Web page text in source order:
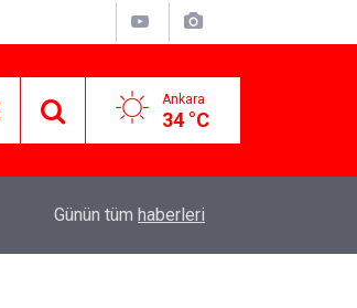
Ankara
34 °C
için ‘izin’ çıkmadı!
Günün tüm haberleri